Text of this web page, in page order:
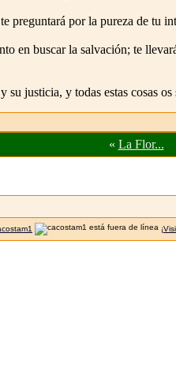
preguntará por la pureza de tu
en buscar la salvación; te
justicia, y todas estas cosas os
« La Flor...